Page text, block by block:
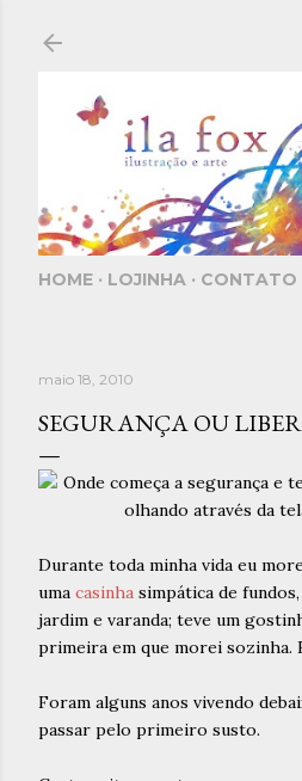
HOME LOJINHA CONTATO
maio 18, 2010
SEGURANÇA OU
Durante toda minha vida eu
uma casinha simpática de
jardim e varanda; teve um
primeira em que morei sozinha.
Foram alguns anos vivendo
passar pelo primeiro susto.